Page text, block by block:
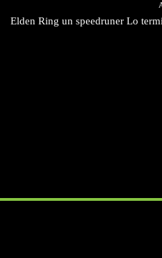
Elden Ring un speedruner Lo